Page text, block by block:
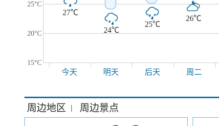
25°C
20°C
15°C
27℃
24℃
25℃
26℃
今天 明天 后天 周二
周边地区 | 周边景点